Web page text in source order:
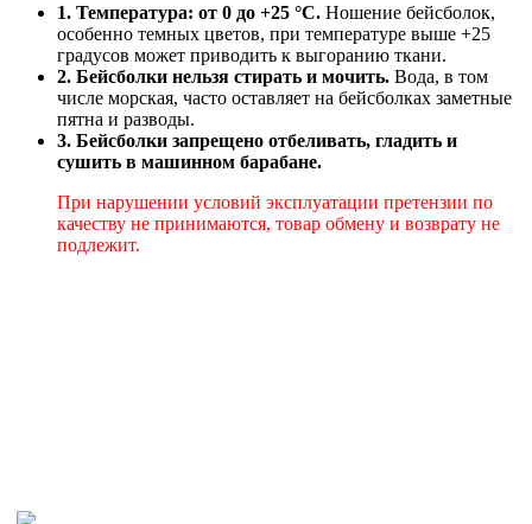
1. Температура: от 0 до +25 °C. Ношение бейсболок,
особенно темных цветов, при температуре выше +25
градусов может приводить к выгоранию ткани.
2. Бейсболки нельзя стирать и мочить. Вода, в том
числе морская, часто оставляет на бейсболках заметные
пятна и разводы.
3. Бейсболки запрещено отбеливать, гладить и
сушить в машинном барабане.
При нарушении условий эксплуатации претензии по
качеству не принимаются, товар обмену и возврату не
подлежит.